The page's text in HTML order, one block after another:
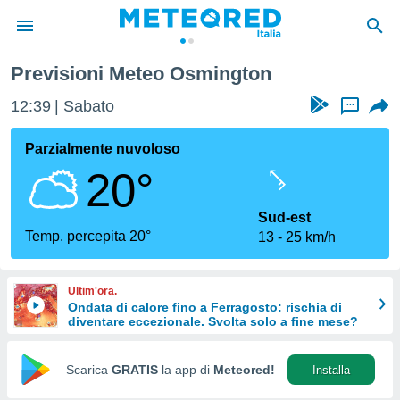
di
per
le
di
Web
Previsioni Meteo Osmington
12:39 Sabato ...
Parzialmente nuvoloso
20°
Temp. percepita 20°
Sud-est
13
25 km/h
Ultim'ora.
Ondata di calore fino a Ferragosto: rischia di
diventare eccezionale. Svolta solo a fine mese?
Scarica GRATIS la app di Meteored! Installa